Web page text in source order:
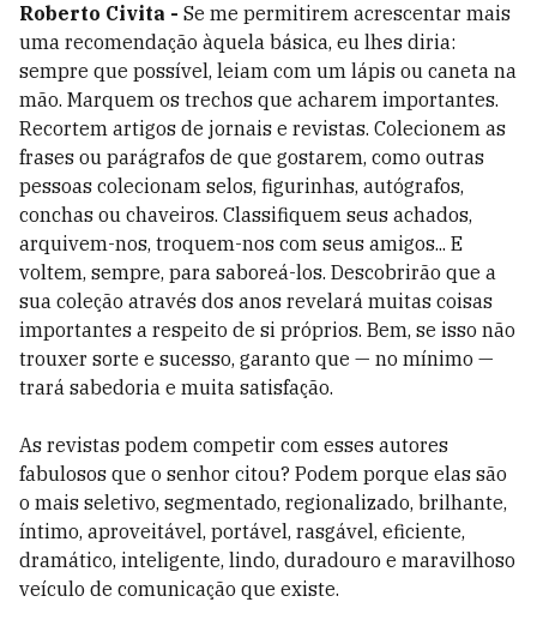
Roberto Civita - Se me permitirem acrescentar mais
uma recomendação àquela básica, eu lhes diria:
sempre que possível, leiam com um lápis ou caneta na
mão. Marquem os trechos que acharem importantes.
Recortem artigos de jornais e revistas. Colecionem as
frases ou parágrafos de que gostarem, como outras
pessoas colecionam selos, figurinhas, autógrafos,
conchas ou chaveiros. Classifiquem seus achados,
arquivem-nos, troquem-nos com seus amigos... E
voltem, sempre, para saboreá-los. Descobrirão que a
sua coleção através dos anos revelará muitas coisas
importantes a respeito de si próprios. Bem, se isso não
trouxer sorte e sucesso, garanto que — no mínimo —
trará sabedoria e muita satisfação.
As revistas podem competir com esses autores
fabulosos que o senhor citou? Podem porque elas são
o mais seletivo, segmentado, regionalizado, brilhante,
íntimo, aproveitável, portável, rasgável, eficiente,
dramático, inteligente, lindo, duradouro e maravilhoso
veículo de comunicação que existe.